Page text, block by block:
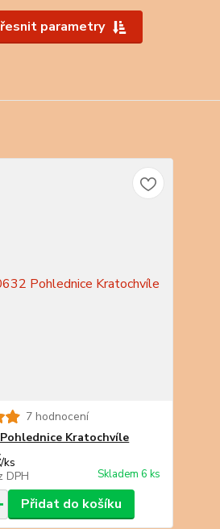
parametry
7 hodnocení
Pohlednice Kratochvíle
/ks
DPH Skladem 6 ks
Přidat do košíku